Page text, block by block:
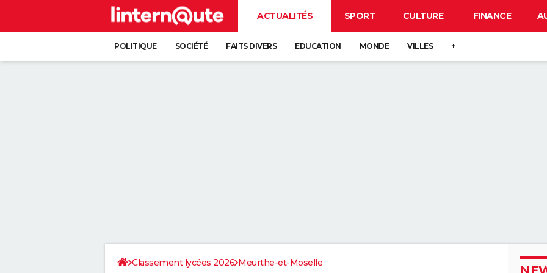
ACTUALITÉS SPORT CULTURE FINANCE
POLITIQUE SOCIÉTÉ FAITS DIVERS EDUCATION MONDE VILLES +
Classement lycées 2026 Meurthe-et-Moselle